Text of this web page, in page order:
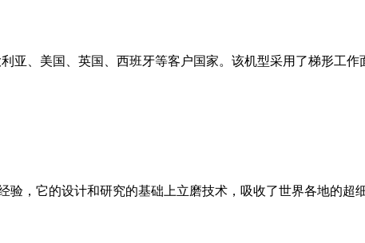
亚、美国、英国、西班牙等客户国家。该机型采用了梯形工
验，它的设计和研究的基础上立磨技术，吸收了世界各地的